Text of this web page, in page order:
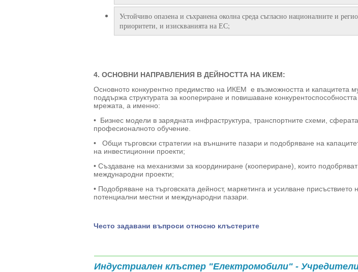
Устойчиво опазена и съхранена околна среда съгласно националните и
приоритети, и изискванията на ЕС;
4. ОСНОВНИ НАПРАВЛЕНИЯ В ДЕЙНОСТТА НА ИКЕМ:
Основното конкурентно предимство на ИКЕМ е възможността и капацитета
поддържа структурата за коопериране и повишаване
мрежата, а именно:
• Бизнес модели в зарядната инфраструктура, транспортните схеми, сферата
професионалното обучение.
• Общи търговски стратегии на външните пазари и подобряване на
на инвестиционни проекти;
• Създаване на механизми за координиране (коопериране), които
международни проекти;
• Подобряване на търговската дейност, маркетинга и усилване присъствието
потенциални местни и международни пазари.
Често задавани въпроси относно клъстерите
Индустриален клъстер "Електромобили" -